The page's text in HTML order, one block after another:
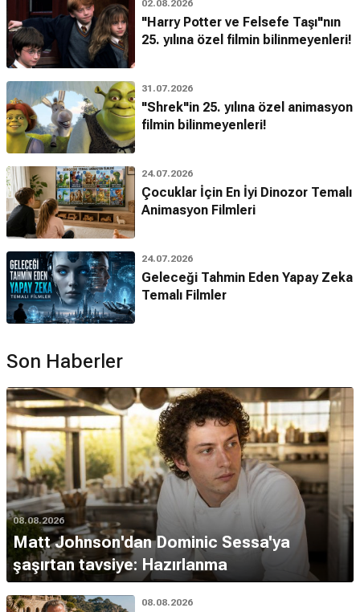
02.08.2026
"Harry Potter ve Felsefe Taşı"nın
25. yılına özel filmin bilinmeyenleri!
31.07.2026
"Shrek"in 25. yılına özel animasyon
filmin bilinmeyenleri!
24.07.2026
Çocuklar İçin En İyi Dinozor Temalı
Animasyon Filmleri
24.07.2026
Geleceği Tahmin Eden Yapay Zeka
Temalı Filmler
Son Haberler
08.08.2026
Matt Johnson'dan Dominic Sessa'ya
şaşırtan tavsiye: Hazırlanma
08.08.2026